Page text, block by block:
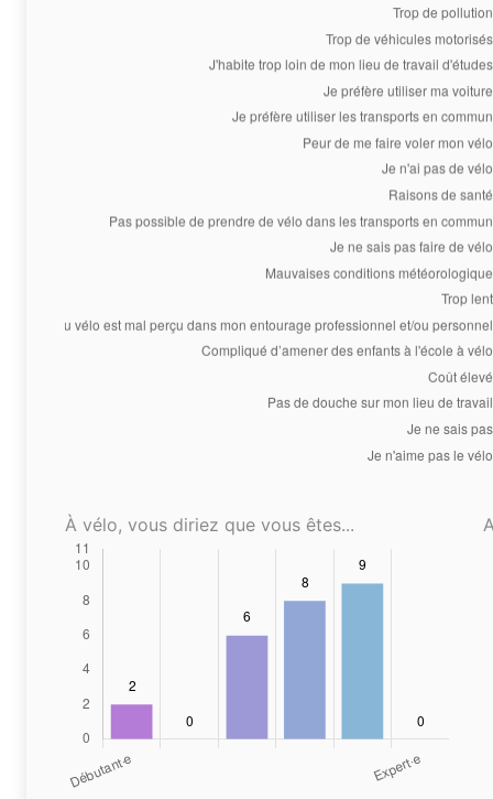
À vélo, vous diriez que vous êtes...